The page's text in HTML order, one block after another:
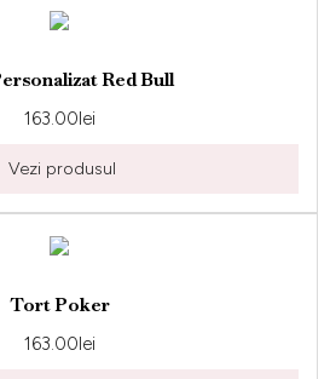
Red Bull
163.00lei
Vezi produsul
Tort Poker
163.00lei